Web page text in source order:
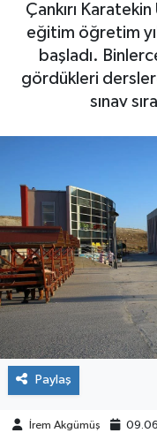
Çankırı
eğitim öğretim
başladı.
gördükleri
sınav
Paylaş
İrem Akgümüş
SPOR
EĞİTİM
YAŞAM
İLÇELER
RESMİ İLANLAR
KÜLTÜR
TURİZM
MAGAZİN
VEFAT
Tüm Manşetler
Son Dakika
Haber Arşivi